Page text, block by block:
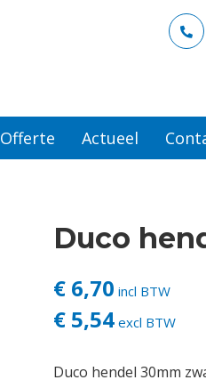
Offerte Actueel
Duco
€ 6,70 incl BTW
€ 5,54 excl BTW
Duco hendel 30mm